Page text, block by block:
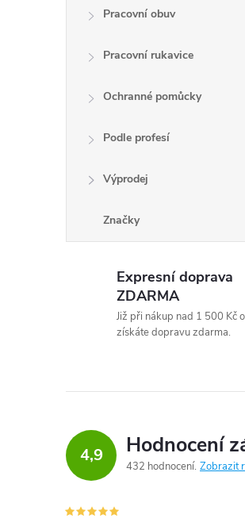
Pracovní obuv
Pracovní rukavice
Ochranné pomůcky
Podle profesí
Výprodej
Značky
Expresní doprava
ZDARMA
Již při nákup nad 1 500 Kč
získáte dopravu zdarma.
4,9 Hodnocení
432 hodnocení Zobrazit